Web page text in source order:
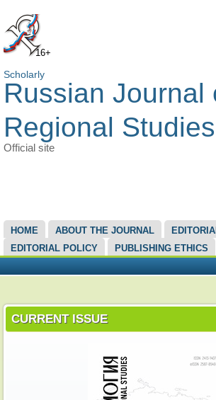
16+
Scholarly
Russian Journal
Regional Studies
Official site
MAIN MENU
HOME ABOUT THE JOURNAL
EDITORIAL POLICY
PUBLISHING ETHICS
CURRENT ISSUE